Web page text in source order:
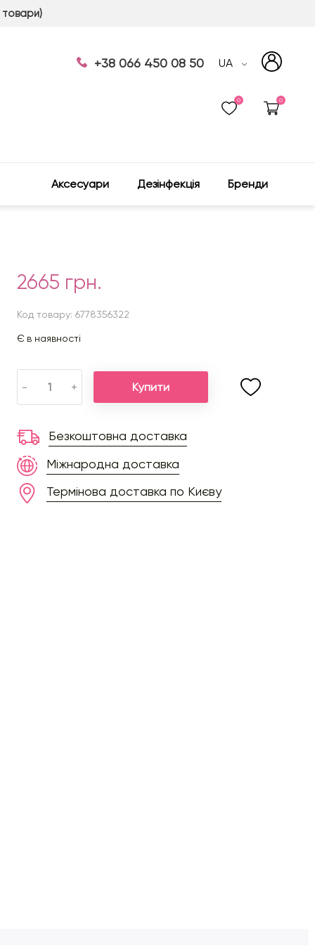
товари)
+38 066 450 08 50 UA
0 0
Аксесуари Дезінфекція Бренди
2665 грн.
Код товару: 6778356322
Є в наявності
- + Купити
Безкоштовна доставка
Міжнародна доставка
Термінова доставка по Києву